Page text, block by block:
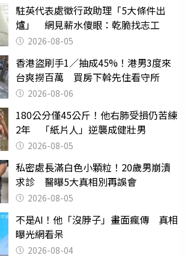
駐英代表處徵行政助理「5大條件出
爐」 網見薪水傻眼：乾脆找志工
2026-08-05
香港盜刷手1／抽成45%！港男3度來
台爽撈百萬 買房下斡先住看守所
2026-08-06
180公分僅45公斤！他右肺受損仍苦練
2年 「紙片人」逆襲成健壯男
2026-08-05
私密處長滿白色小顆粒！20歲男崩潰
求診 醫曝5大真相別再誤會
2026-08-05
不是AI！他「沒脖子」畫面瘋傳 真相
曝光網看呆
2026-08-04